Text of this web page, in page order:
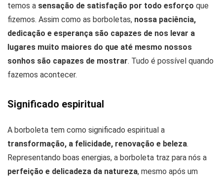
temos a sensação de satisfação por todo esforço que
fizemos. Assim como as borboletas, nossa paciência,
dedicação e esperança são capazes de nos levar a
lugares muito maiores do que até mesmo nossos
sonhos são capazes de mostrar. Tudo é possível quando
fazemos acontecer.
Significado espiritual
A borboleta tem como significado espiritual a
transformação, a felicidade, renovação e beleza.
Representando boas energias, a borboleta traz para nós a
perfeição e delicadeza da natureza, mesmo após um